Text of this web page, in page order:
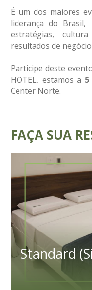
É um dos maiores
liderança do Brasil,
estratégias,
resultados de
Participe deste
HOTEL, estamos a
Center Norte.
FAÇA SUA
Standard